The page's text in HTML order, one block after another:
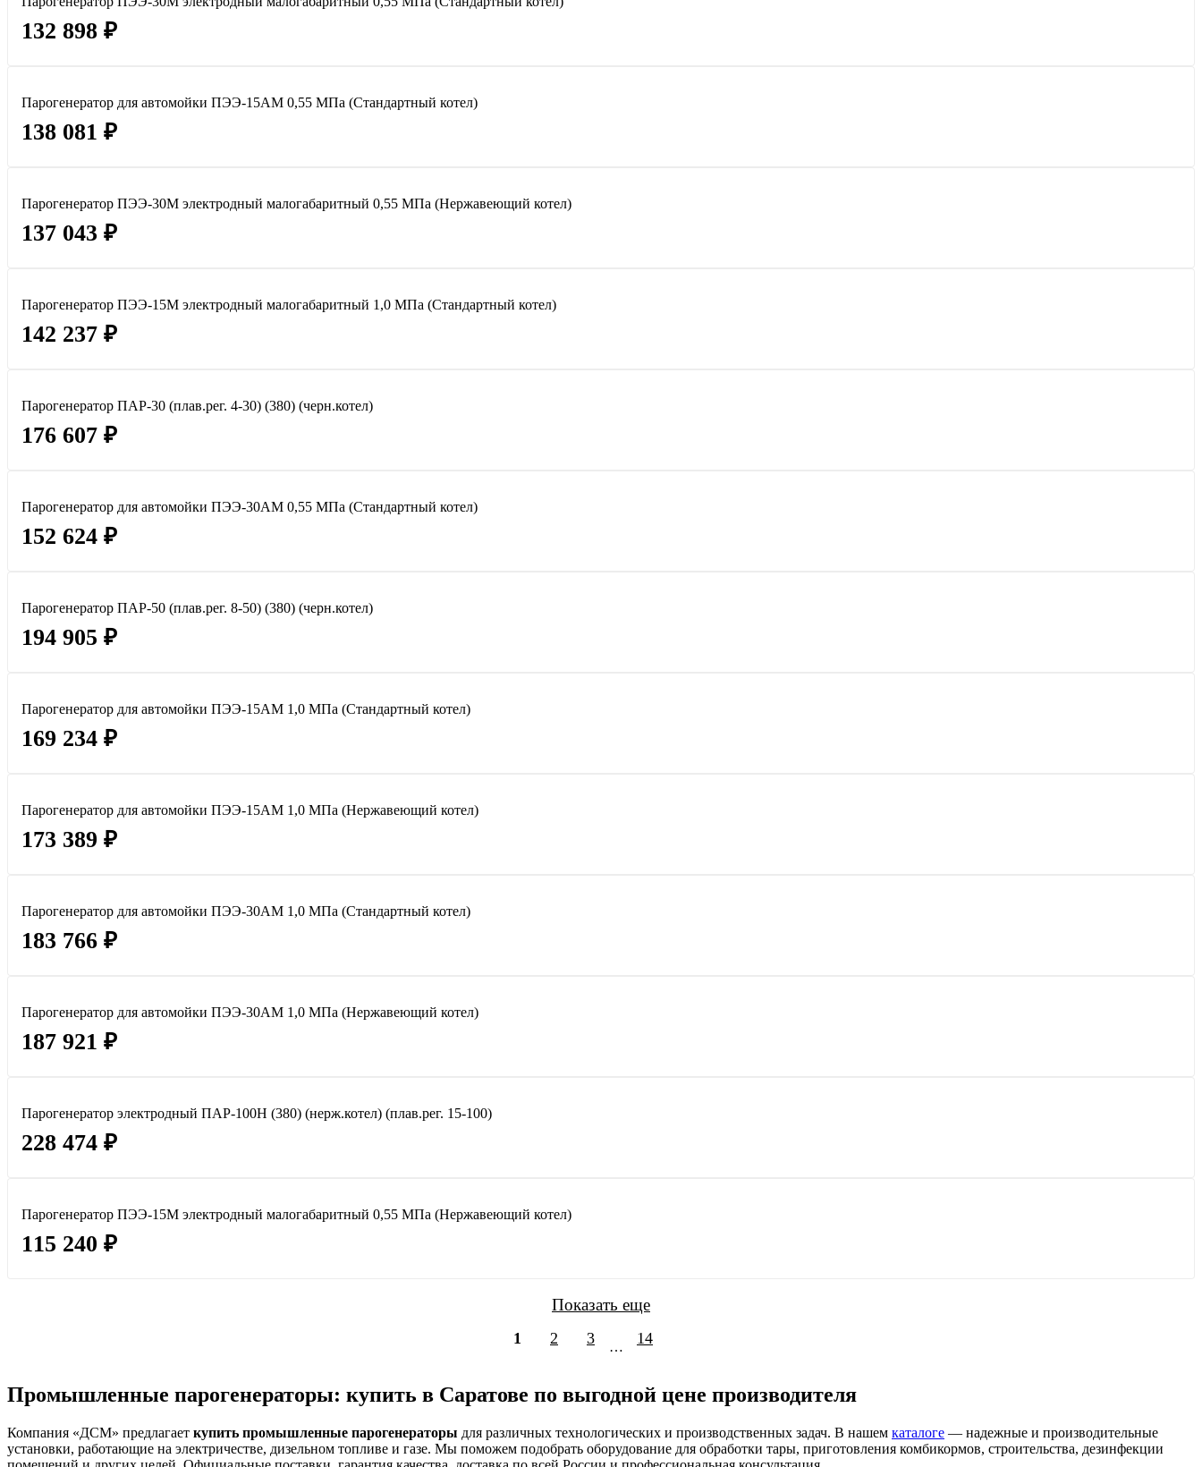
132 898 ₽
Парогенератор для автомойки ПЭЭ-15АМ 0,55 МПа (Стандартный котел)
138 081 ₽
Парогенератор ПЭЭ-30М электродный малогабаритный 0,55 МПа (Нержавеющий котел)
137 043 ₽
Парогенератор ПЭЭ-15М электродный малогабаритный 1,0 МПа (Стандартный котел)
142 237 ₽
Парогенератор ПАР-30 (плав.рег. 4-30) (380) (черн.котел)
176 607 ₽
Парогенератор для автомойки ПЭЭ-30АМ 0,55 МПа (Стандартный котел)
152 624 ₽
Парогенератор ПАР-50 (плав.рег. 8-50) (380) (черн.котел)
194 905 ₽
Парогенератор для автомойки ПЭЭ-15АМ 1,0 МПа (Стандартный котел)
169 234 ₽
Парогенератор для автомойки ПЭЭ-15АМ 1,0 МПа (Нержавеющий котел)
173 389 ₽
Парогенератор для автомойки ПЭЭ-30АМ 1,0 МПа (Стандартный котел)
183 766 ₽
Парогенератор для автомойки ПЭЭ-30АМ 1,0 МПа (Нержавеющий котел)
187 921 ₽
Парогенератор электродный ПАР-100Н (380) (нерж.котел) (плав.рег. 15-100)
228 474 ₽
Парогенератор ПЭЭ-15М электродный малогабаритный 0,55 МПа (Нержавеющий котел)
115 240 ₽
Показать еще
1 2 3 … 14
Промышленные парогенераторы: купить в Саратове по выгодной цене производителя
Компания «ДСМ» предлагает купить промышленные парогенераторы для различных технологических и производственных задач. В нашем каталоге — надежные и производительные
установки, работающие на электричестве, дизельном топливе и газе. Мы поможем подобрать оборудование для обработки тары, приготовления комбикормов, строительства, дезинфекции